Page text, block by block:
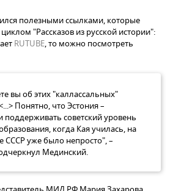
полезными ссылками, которые
"Рассказов из русской истории":
RUTUBE, то можно посмотреть
вы об этих "каллассальных"
Понятно, что Эстония –
поддерживать советский уровень
когда Кая училась, на
СССР уже было непросто", –
Мединский.